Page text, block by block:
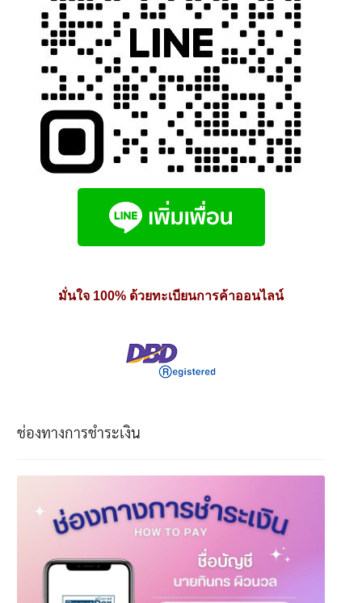
มั่นใจ 100% ด้วยทะเบียนการค้าออนไลน์
ช่องทางการชำระเงิน